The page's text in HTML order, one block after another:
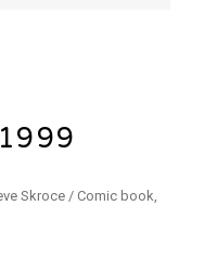
Skroce / Comic book,